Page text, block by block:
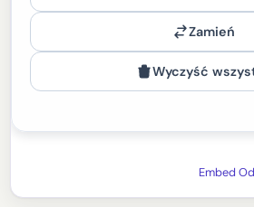
Zamień
Wyczyść
Embed